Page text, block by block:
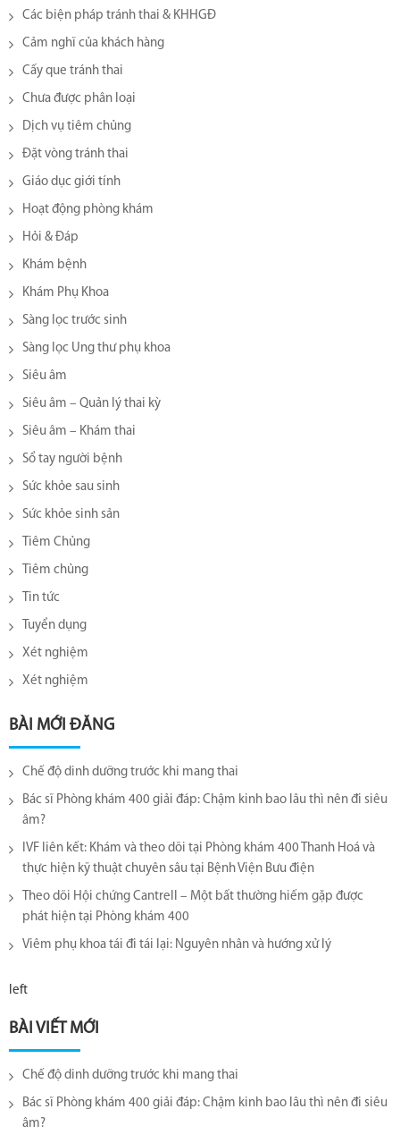
Các biện pháp tránh thai & KHHGĐ
Cảm nghĩ của khách hàng
Cấy que tránh thai
Chưa được phân loại
Dịch vụ tiêm chủng
Đặt vòng tránh thai
Giáo dục giới tính
Hoạt động phòng khám
Hỏi & Đáp
Khám bệnh
Khám Phụ Khoa
Sàng lọc trước sinh
Sàng lọc Ung thư phụ khoa
Siêu âm
Siêu âm – Quản lý thai kỳ
Siêu âm – Khám thai
Sổ tay người bệnh
Sức khỏe sau sinh
Sức khỏe sinh sản
Tiêm Chủng
Tiêm chủng
Tin tức
Tuyển dụng
Xét nghiệm
Xét nghiệm
BÀI MỚI ĐĂNG
Chế độ dinh dưỡng trước khi mang thai
Bác sĩ Phòng khám 400 giải đáp: Chậm kinh bao lâu thì nên đi siêu
âm?
IVF liên kết: Khám và theo dõi tại Phòng khám 400 Thanh Hoá và
thực hiện kỹ thuật chuyên sâu tại Bệnh Viện Bưu điện
Theo dõi Hội chứng Cantrell – Một bất thường hiếm gặp được
phát hiện tại Phòng khám 400
Viêm phụ khoa tái đi tái lại​: Nguyên nhân và hướng xử lý
left
BÀI VIẾT MỚI
Chế độ dinh dưỡng trước khi mang thai
Bác sĩ Phòng khám 400 giải đáp: Chậm kinh bao lâu thì nên đi siêu
âm?